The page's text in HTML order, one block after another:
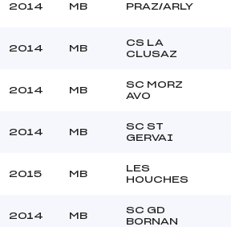
2014 MB PRAZ/ARLY
2014 MB
CS LA
CLUSAZ
2014 MB
SC MORZ
AVO
2014 MB
SC ST
GERVAI
2015 MB
LES
HOUCHES
2014 MB
SC GD
BORNAN